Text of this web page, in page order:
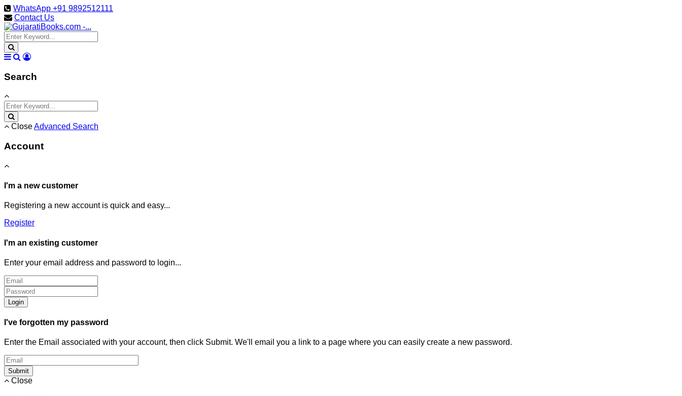
WhatsApp +91 9892512111
Contact Us
Search
CloseAdvanced Search
Account
I'm a new customer
Registering a new account is quick and easy...
Register
I'm an existing customer
Enter your email address and password to login...
Login
I've forgotten my password
Enter the Email associated with your account, then click Submit. We'll email you a link to a page where you can easily create a new password.
Submit
Close